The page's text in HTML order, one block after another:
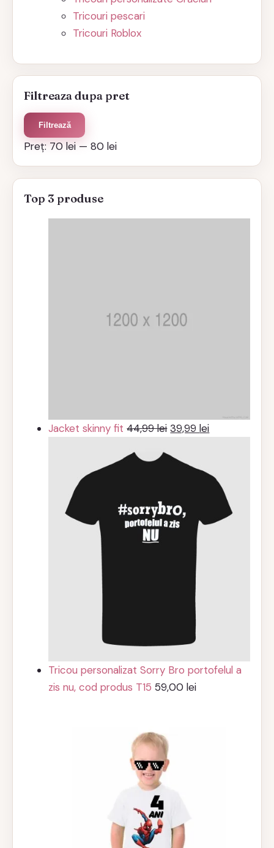
Tricouri pescari
Tricouri Roblox
Filtreaza dupa pret
Preț
minim
Preț
maxim
Filtrează
Preț: 70 lei —80 lei
Top 3 produse
Jacket skinny fit 44,99lei Prețul
a
39,99leiPrețul
39,99 lei.
Tricou personalizat Sorry Bro portofelul a
zis nu, cod produs T15 59,00lei